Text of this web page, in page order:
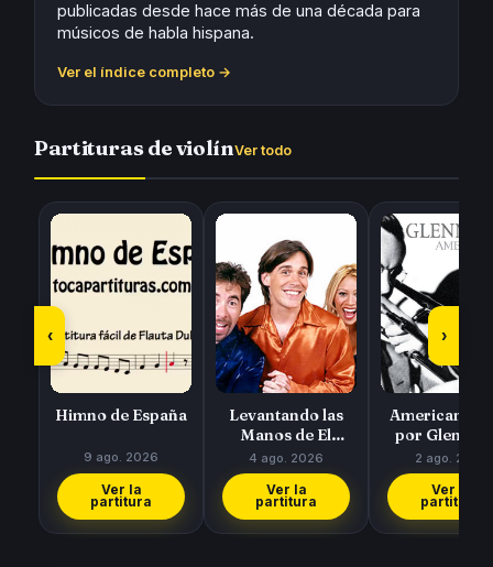
publicadas desde hace más de una década para
músicos de habla hispana.
Ver el índice completo →
Partituras de violínVer todo
‹
Himno de España
9 ago. 2026
Ver la
partitura
Levantando las
Manos de El
Símbolo
4 ago. 2026
Ver la
partitura
American
por Glen
2 ago. 2026
Ver la
partitura
›